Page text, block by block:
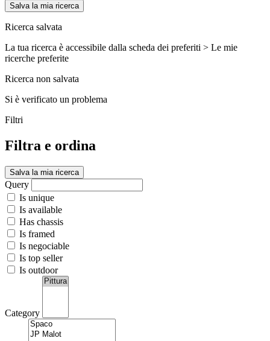
Salva la mia ricerca
Ricerca salvata
La tua ricerca è accessibile dalla scheda dei preferiti > Le mie
ricerche preferite
Ricerca non salvata
Si è verificato un problema
Filtri
Filtra e ordina
Salva la mia ricerca
Query
Is unique
Is available
Has chassis
Is framed
Is negociable
Is top seller
Is outdoor
Category